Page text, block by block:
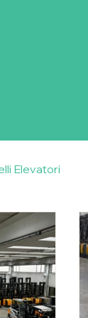
Elevatori